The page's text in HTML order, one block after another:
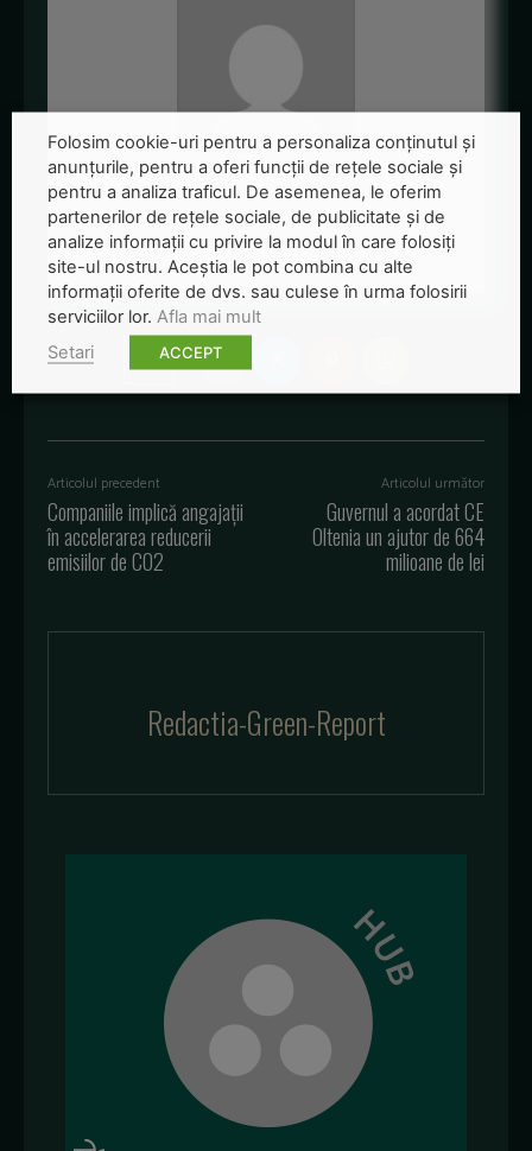
Redactia-Green-Report
+ posts
Articolul precedent
Companiile implică angajații
în accelerarea reducerii
emisiilor de CO2
Articolul următor
Guvernul a acordat CE
Oltenia un ajutor de 664
milioane de lei
Redactia-Green-Report
Folosim cookie-uri pentru a personaliza conținutul și
anunțurile, pentru a oferi funcții de rețele sociale și
pentru a analiza traficul. De asemenea, le oferim
partenerilor de rețele sociale, de publicitate și de
analize informații cu privire la modul în care folosiți
site-ul nostru. Aceștia le pot combina cu alte
informații oferite de dvs. sau culese în urma folosirii
serviciilor lor. Afla mai mult
Setari
ACCEPT